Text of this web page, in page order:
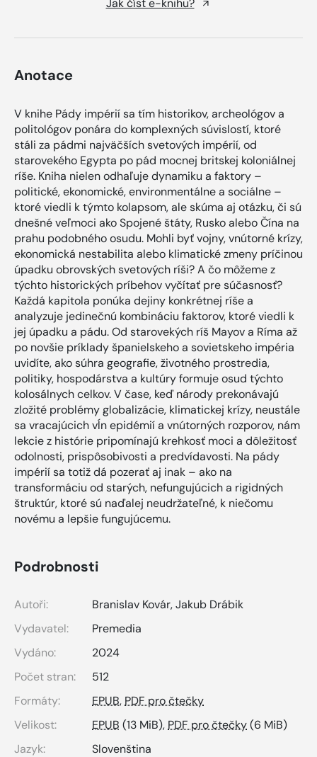
Anotace
V knihe Pády impérií sa tím historikov, archeológov a
politológov ponára do komplexných súvislostí, ktoré
stáli za pádmi najväčších svetových impérií, od
starovekého Egypta po pád mocnej britskej koloniálnej
ríše. Kniha nielen odhaľuje dynamiku a faktory –
politické, ekonomické, environmentálne a sociálne –
ktoré viedli k týmto kolapsom, ale skúma aj otázku, či sú
dnešné veľmoci ako Spojené štáty, Rusko alebo Čína na
prahu podobného osudu. Mohli byť vojny, vnútorné krízy,
ekonomická nestabilita alebo klimatické zmeny príčinou
úpadku obrovských svetových ríši? A čo môžeme z
týchto historických príbehov vyčítať pre súčasnosť?
Každá kapitola ponúka dejiny konkrétnej ríše a
analyzuje jedinečnú kombináciu faktorov, ktoré viedli k
jej úpadku a pádu. Od starovekých ríš Mayov a Ríma až
po novšie príklady španielskeho a sovietskeho impéria
uvidíte, ako súhra geografie, životného prostredia,
politiky, hospodárstva a kultúry formuje osud týchto
kolosálnych celkov. V čase, keď národy prekonávajú
zložité problémy globalizácie, klimatickej krízy, neustále
sa vracajúcich vĺn epidémií a vnútorných rozporov, nám
lekcie z histórie pripomínajú krehkosť moci a dôležitosť
odolnosti, prispôsobivosti a predvídavosti. Na pády
impérií sa totiž dá pozerať aj inak – ako na
transformáciu od starých, nefungujúcich a rigidných
štruktúr, ktoré sú naďalej neudržateľné, k niečomu
novému a lepšie fungujúcemu.
Podrobnosti
Autoři:
Branislav Kovár, Jakub Drábik
Vydavatel:
Premedia
Vydáno:
2024
Počet stran:
512
Formáty:
EPUB, PDF pro čtečky
Velikost:
EPUB (13 MiB), PDF pro čtečky(6 MiB)
Jazyk:
Slovenština